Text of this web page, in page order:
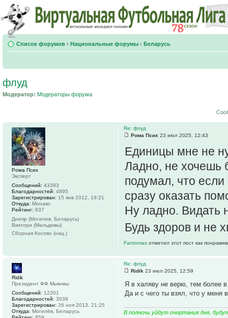
Список форумов ‹ Национальные форумы ‹ Беларусь
флуд
Модератор: Модераторы форума
Re: флуд
Рома Псих 23 июл 2025, 12:43
Единицы мне не
Ладно, не хочешь
подумал, что если
сразу оказать
Ну ладно. Видать
Будь здоров и не
Fantomas отметил этот пост как
Рома Псих
Эксперт
Сообщений: 43393
Благодарностей: 4895
Зарегистрирован: 15 янв 2012, 19:21
Откуда: Монако
Рейтинг: 637
Днепр (Могилев, Беларусь)
Виктори (Мальдивы)
Сборная Косово (нац.)
Re: флуд
Ridik 23 июл 2025, 12:59
Я в халяву не верю, тем более
Да и с чего ты взял, что у меня
В полночь уйдут очертания дня,
Ridik
Президент ФФ Мьянмы
Сообщений: 12201
Благодарностей: 3039
Зарегистрирован: 26 ноя 2013, 21:25
Откуда: Могилёв, Беларусь